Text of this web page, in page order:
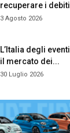
recuperare i
3 Agosto 2026
L’Italia degli
il mercato dei...
30 Luglio 2026